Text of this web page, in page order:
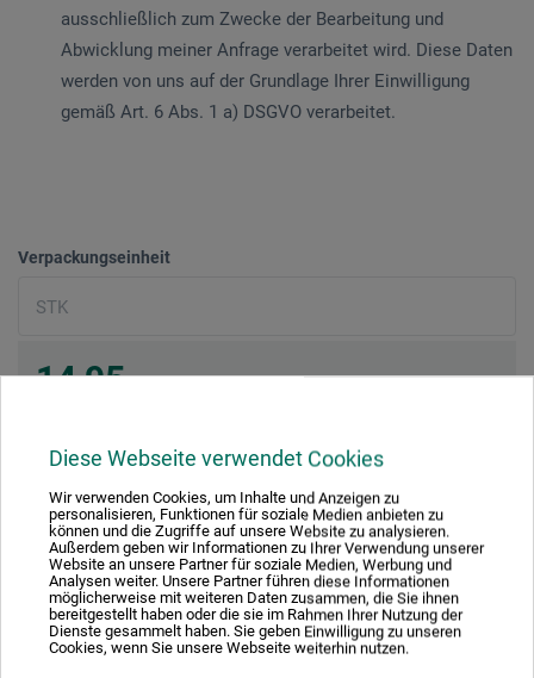
Diese Webseite verwendet Cookies
Wir verwenden Cookies, um Inhalte und Anzeigen zu
personalisieren, Funktionen für soziale Medien anbieten zu
können und die Zugriffe auf unsere Website zu analysieren.
Außerdem geben wir Informationen zu Ihrer Verwendung unserer
Website an unsere Partner für soziale Medien, Werbung und
Analysen weiter. Unsere Partner führen diese Informationen
möglicherweise mit weiteren Daten zusammen, die Sie ihnen
bereitgestellt haben oder die sie im Rahmen Ihrer Nutzung der
Dienste gesammelt haben. Sie geben Einwilligung zu unseren
Cookies, wenn Sie unsere Webseite weiterhin nutzen.
ausschließlich zum Zwecke der Bearbeitung und
Abwicklung meiner Anfrage verarbeitet wird. Diese Daten
werden von uns auf der Grundlage Ihrer Einwilligung
gemäß Art. 6 Abs. 1 a) DSGVO verarbeitet.
Verpackungseinheit
14,95
zzgl. Versandkosten
Lieferzeit ca. 5 Tage
Auf den Merkzettel Drucken
Teilen